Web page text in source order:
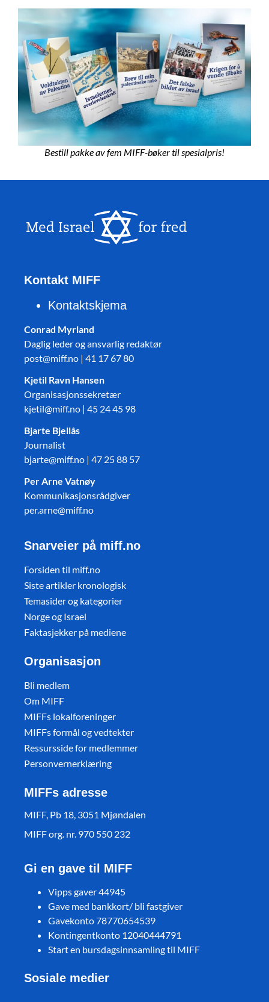
Bestill pakke av fem MIFF-bøker til spesialpris!
Kontakt MIFF
Kontaktskjema
Conrad Myrland
Daglig leder og ansvarlig redaktør
post@miff.no | 41 17 67 80
Kjetil Ravn Hansen
Organisasjonssekretær
kjetil@miff.no | 45 24 45 98
Bjarte Bjellås
Journalist
bjarte@miff.no | 47 25 88 57
Per Arne Vatnøy
Kommunikasjonsrådgiver
per.arne@miff.no
Snarveier på miff.no
Forsiden til miff.no
Siste artikler kronologisk
Temasider og kategorier
Norge og Israel
Faktasjekker på mediene
Organisasjon
Bli medlem
Om MIFF
MIFFs lokalforeninger
MIFFs formål og vedtekter
Ressursside for medlemmer
Personvernerklæring
MIFFs adresse
MIFF, Pb 18, 3051 Mjøndalen
MIFF org. nr. 970 550 232
Gi en gave til MIFF
Vipps gaver 44945
Gave med bankkort/ bli fastgiver
Gavekonto 78770654539
Kontingentkonto 12040444791
Start en bursdagsinnsamling til MIFF
Sosiale medier